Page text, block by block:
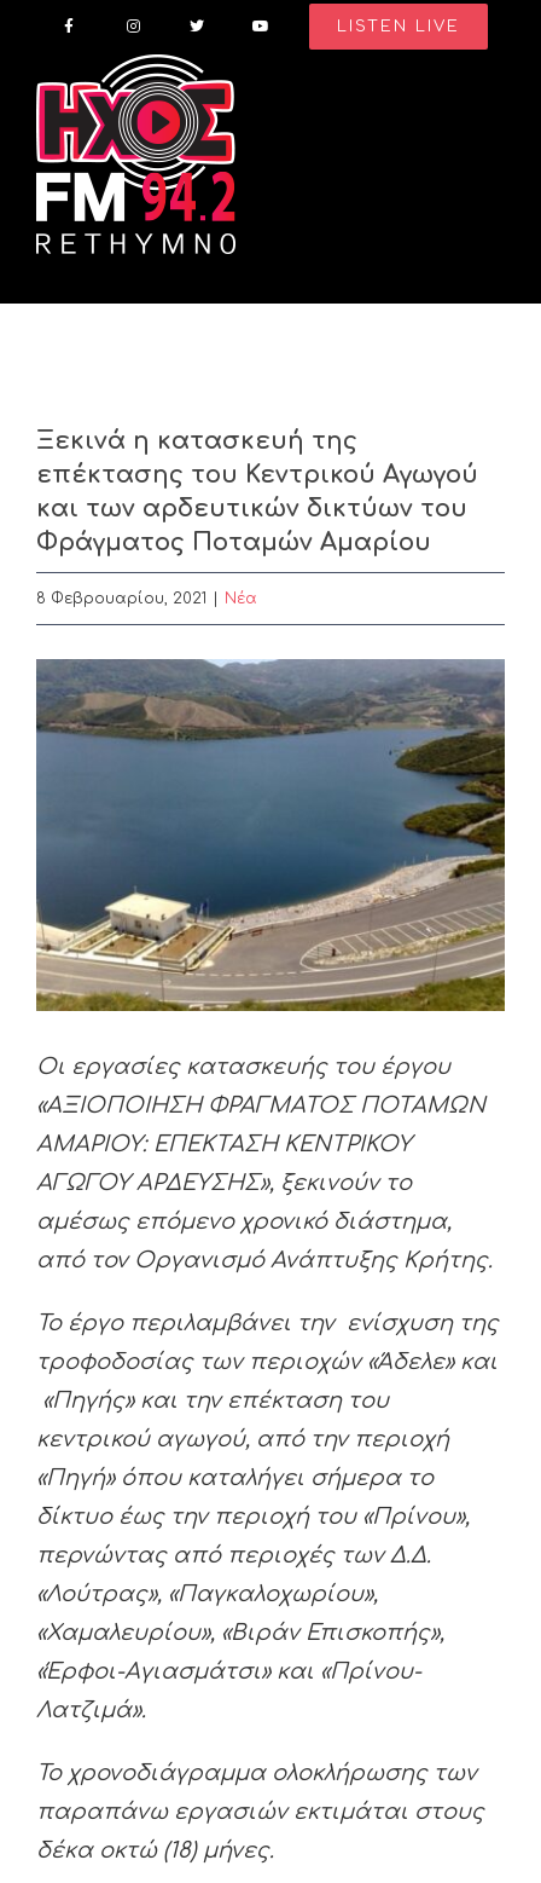
content
LISTEN LIVE
Ξεκινά η κατασκευή της
επέκτασης του Κεντρικού Αγωγού
και των αρδευτικών δικτύων του
Φράγματος Ποταμών Αμαρίου
8 Φεβρουαρίου, 2021 Nέα
View
Larger
Οι εργασίες κατασκευής του έργου
«ΑΞΙΟΠΟΙΗΣΗ ΦΡΑΓΜΑΤΟΣ ΠΟΤΑΜΩΝ
ΑΜΑΡΙΟΥ: ΕΠΕΚΤΑΣΗ ΚΕΝΤΡΙΚΟΥ
ΑΓΩΓΟΥ ΑΡΔΕΥΣΗΣ», ξεκινούν το
αμέσως επόμενο χρονικό διάστημα,
από τον Οργανισμό Ανάπτυξης Κρήτης.
Το έργο περιλαμβάνει την ενίσχυση της
τροφοδοσίας των περιοχών «Άδελε» και
«Πηγής» και την επέκταση του
κεντρικού αγωγού, από την περιοχή
«Πηγή» όπου καταλήγει σήμερα το
δίκτυο έως την περιοχή του «Πρίνου»,
περνώντας από περιοχές των Δ.Δ.
«Λούτρας», «Παγκαλοχωρίου»,
«Χαμαλευρίου», «Βιράν Επισκοπής»,
«Έρφοι-Αγιασμάτσι» και «Πρίνου-
Λατζιμά».
Το χρονοδιάγραμμα ολοκλήρωσης των
παραπάνω εργασιών εκτιμάται στους
δέκα οκτώ (18) μήνες.